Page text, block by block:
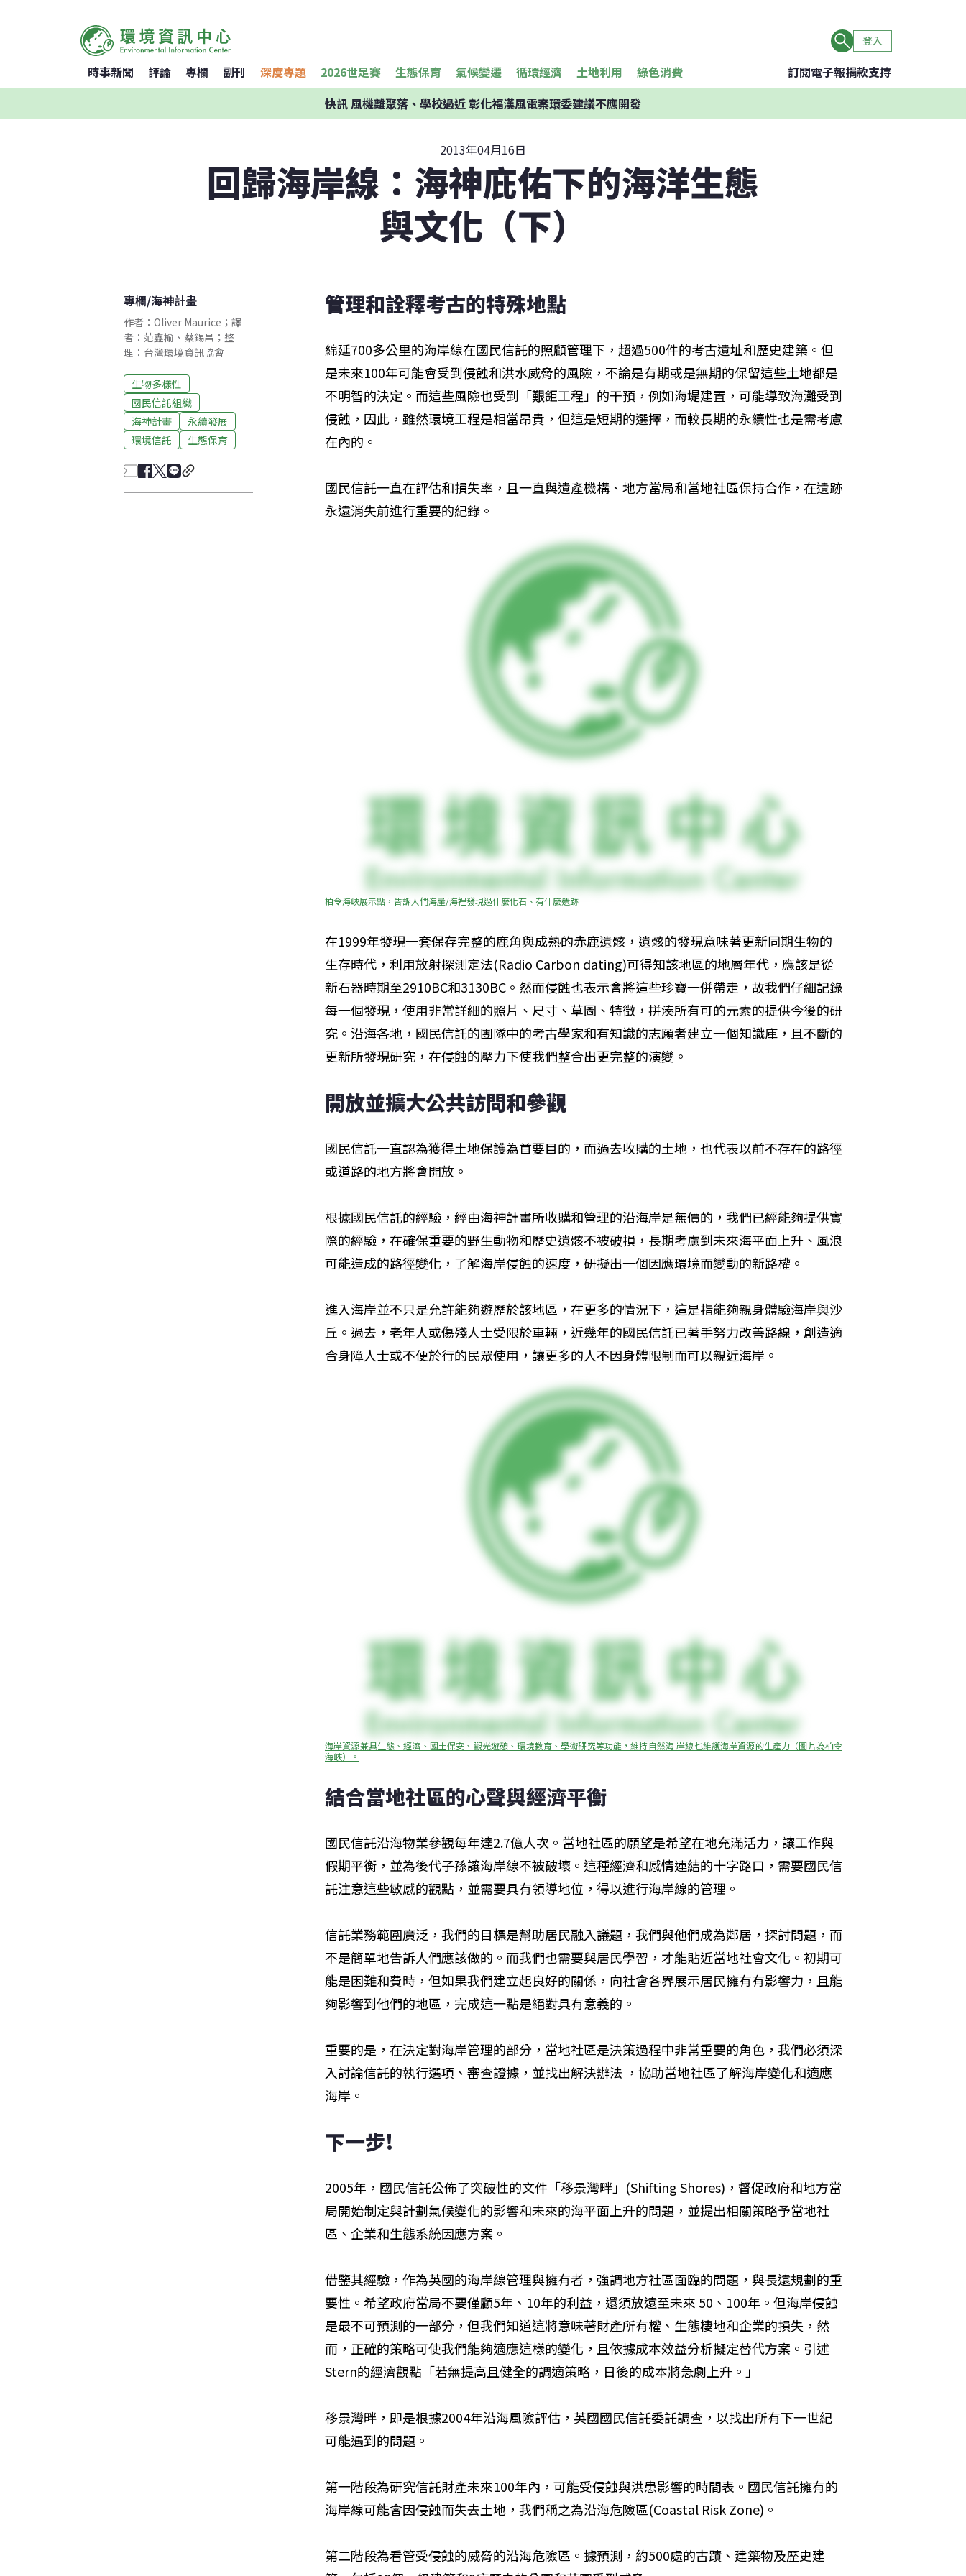
登入
時事新聞 評論 專欄 副刊 深度專題 2026世足賽 生態保育 氣候變遷 循環經濟 土地利用 綠色消費 訂閱電子報捐款支持
快訊風機離聚落、學校過近 彰化福漢風電案環委建議不應開發
2013年04月16日
回歸海岸線：海神庇佑下的海洋生態
與文化（下）
專欄/海神計畫
作者：Oliver Maurice；譯
者：范鑫榆、蔡錫昌；整
理：台灣環境資訊協會
生物多樣性
國民信託組織
海神計畫
永續發展
環境信託
生態保育
管理和詮釋考古的特殊地點
綿延700多公里的海岸線在國民信託的照顧管理下，超過500件的考古遺址和歷史建築。但
是未來100年可能會受到侵蝕和洪水威脅的風險，不論是有期或是無期的保留這些土地都是
不明智的決定。而這些風險也受到「艱鉅工程」的干預，例如海堤建置，可能導致海灘受到
侵蝕，因此，雖然環境工程是相當昂貴，但這是短期的選擇，而較長期的永續性也是需考慮
在內的。
國民信託一直在評估和損失率，且一直與遺產機構、地方當局和當地社區保持合作，在遺跡
永遠消失前進行重要的紀錄。
柏令海峽展示點，告訴人們海崖/海裡發現過什麼化石、有什麼遺跡
在1999年發現一套保存完整的鹿角與成熟的赤鹿遺骸，遺骸的發現意味著更新同期生物的
生存時代，利用放射探測定法(Radio Carbon dating)可得知該地區的地層年代，應該是從
新石器時期至2910BC和3130BC。然而侵蝕也表示會將這些珍寶一併帶走，故我們仔細記錄
每一個發現，使用非常詳細的照片、尺寸、草圖、特徵，拼湊所有可的元素的提供今後的研
究。沿海各地，國民信託的團隊中的考古學家和有知識的志願者建立一個知識庫，且不斷的
更新所發現研究，在侵蝕的壓力下使我們整合出更完整的演變。
開放並擴大公共訪問和參觀
國民信託一直認為獲得土地保護為首要目的，而過去收購的土地，也代表以前不存在的路徑
或道路的地方將會開放。
根據國民信託的經驗，經由海神計畫所收購和管理的沿海岸是無價的，我們已經能夠提供實
際的經驗，在確保重要的野生動物和歷史遺骸不被破損，長期考慮到未來海平面上升、風浪
可能造成的路徑變化，了解海岸侵蝕的速度，研擬出一個因應環境而變動的新路權。
進入海岸並不只是允許能夠遊歷於該地區，在更多的情況下，這是指能夠親身體驗海岸與沙
丘。過去，老年人或傷殘人士受限於車輛，近幾年的國民信託已著手努力改善路線，創造適
合身障人士或不便於行的民眾使用，讓更多的人不因身體限制而可以親近海岸。
海岸資源兼具生態、經濟、國土保安、觀光遊憩、環境教育、學術研究等功能，維持自然海 岸線也維護海岸資源的生產力（圖片為柏令
海峽）。
結合當地社區的心聲與經濟平衡
國民信託沿海物業參觀每年達2.7億人次。當地社區的願望是希望在地充滿活力，讓工作與
假期平衡，並為後代子孫讓海岸線不被破壞。這種經濟和感情連結的十字路口，需要國民信
託注意這些敏感的觀點，並需要具有領導地位，得以進行海岸線的管理。
信託業務範圍廣泛，我們的目標是幫助居民融入議題，我們與他們成為鄰居，探討問題，而
不是簡單地告訴人們應該做的。而我們也需要與居民學習，才能貼近當地社會文化。初期可
能是困難和費時，但如果我們建立起良好的關係，向社會各界展示居民擁有有影響力，且能
夠影響到他們的地區，完成這一點是絕對具有意義的。
重要的是，在決定對海岸管理的部分，當地社區是決策過程中非常重要的角色，我們必須深
入討論信託的執行選項、審查證據，並找出解決辦法 ，協助當地社區了解海岸變化和適應
海岸。
下一步!
2005年，國民信託公佈了突破性的文件「移景灣畔」(Shifting Shores)，督促政府和地方當
局開始制定與計劃氣候變化的影響和未來的海平面上升的問題，並提出相關策略予當地社
區、企業和生態系統因應方案。
借鑒其經驗，作為英國的海岸線管理與擁有者，強調地方社區面臨的問題，與長遠規劃的重
要性。希望政府當局不要僅顧5年、10年的利益，還須放遠至未來 50、100年。但海岸侵蝕
是最不可預測的一部分，但我們知道這將意味著財產所有權、生態棲地和企業的損失，然
而，正確的策略可使我們能夠適應這樣的變化，且依據成本效益分析擬定替代方案。引述
Stern的經濟觀點「若無提高且健全的調適策略，日後的成本將急劇上升。」
移景灣畔，即是根據2004年沿海風險評估，英國國民信託委託調查，以找出所有下一世紀
可能遇到的問題。
第一階段為研究信託財產未來100年內，可能受侵蝕與洪患影響的時間表。國民信託擁有的
海岸線可能會因侵蝕而失去土地，我們稱之為沿海危險區(Coastal Risk Zone)。
第二階段為看管受侵蝕的威脅的沿海危險區。據預測，約500處的古蹟、建築物及歷史建